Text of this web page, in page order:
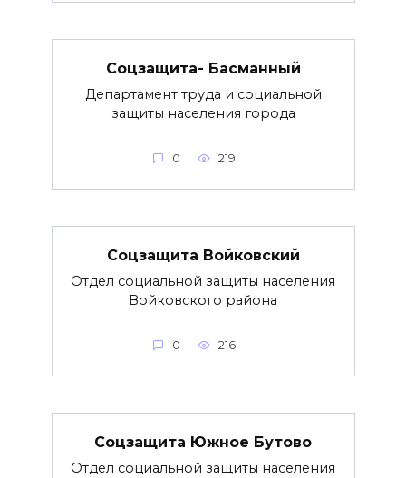
Соцзащита- Басманный
Департамент труда и социальной
защиты населения города
0 219
Соцзащита Войковский
Отдел социальной защиты населения
Войковского района
0 216
Соцзащита Южное Бутово
Отдел социальной защиты населения